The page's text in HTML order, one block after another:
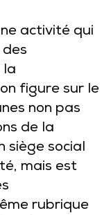
activité qui
la
figure sur le
non pas
de la
siège social
mais est
rubrique